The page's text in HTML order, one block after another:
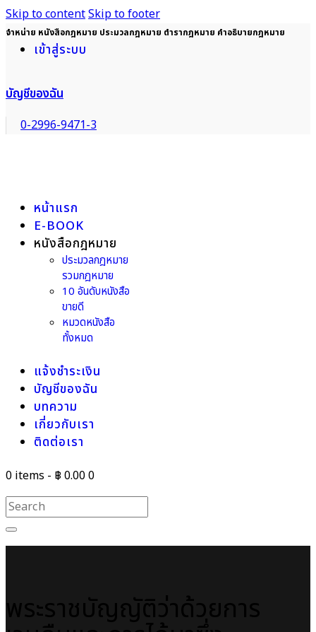
Skip to contentSkip to footer
จำหน่าย หนังสือกฎหมาย ประมวลกฎหมาย ตำรากฎหมาย คำอธิบายกฎหมาย
เข้าสู่ระบบ
บัญชีของฉัน
0-2996-9471-3
หน้าแรก
E-BOOK
หนังสือกฎหมาย
ประมวลกฎหมาย
รวมกฎหมาย
10 อันดับหนังสือ
ขายดี
หมวดหนังสือ
ทั้งหมด
แจ้งชำระเงิน
บัญชีของฉัน
บทความ
เกี่ยวกับเรา
ติดต่อเรา
0 items - ฿ 0.000